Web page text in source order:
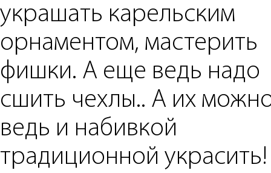
украшать карельским
орнаментом, мастерить
фишки. А еще ведь надо
сшить чехлы.. А их
ведь и набивкой
традиционной